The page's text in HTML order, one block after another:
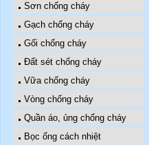
Sơn chống cháy
Gạch chống cháy
Gối chống cháy
Đất sét chống cháy
Vữa chống cháy
Vòng chống cháy
Quần áo, ủng chống cháy
Bọc ống cách nhiệt